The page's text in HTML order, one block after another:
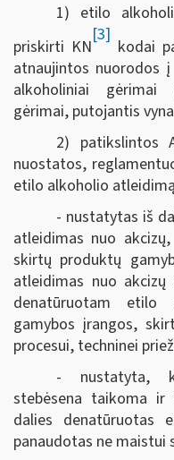
1) etilo
priskirti KN
[3]
kodai
atnaujintos nuorodos
alkoholiniai
gėrimai, putojantis
2) patikslintos
nuostatos,
etilo alkoholio
- nustatytas iš
atleidimas nuo
skirtų produktų
atleidimas nuo
denatūruotam etilo
gamybos įrangos,
procesui, techninei
- nustatyta,
stebėsena taikoma
dalies denatūruotas
panaudotas ne